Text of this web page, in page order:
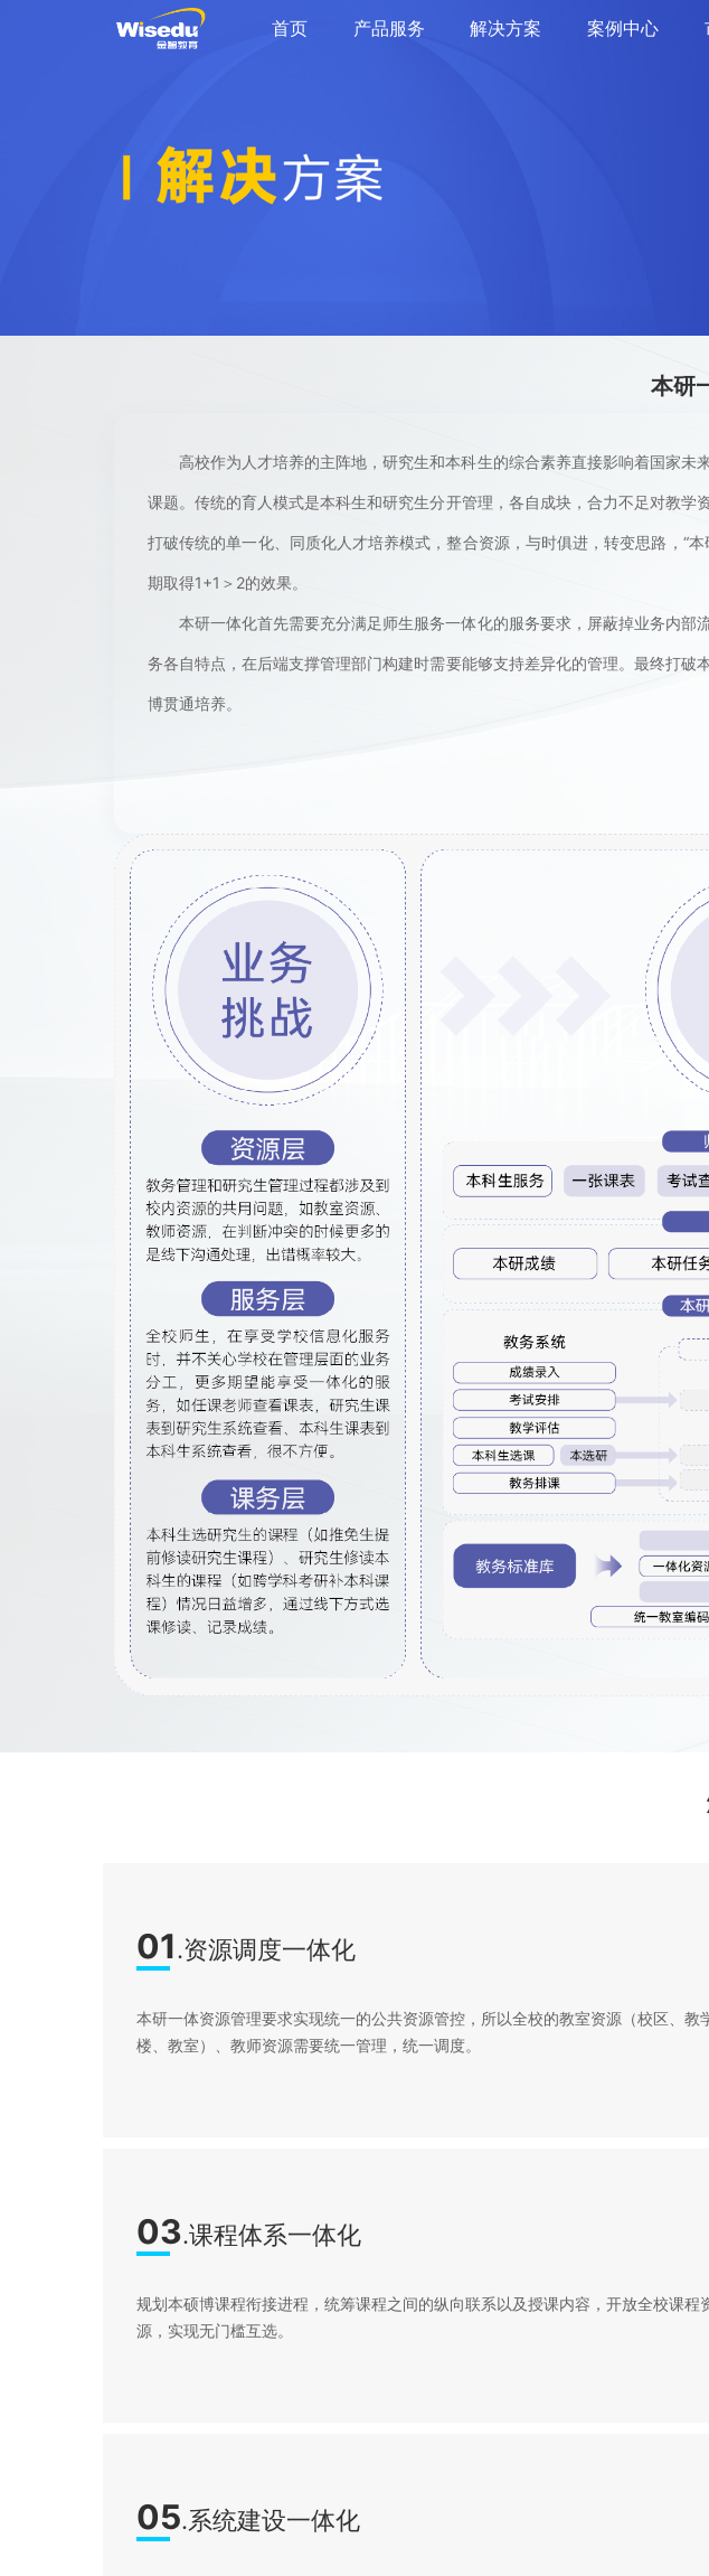
首页 产品服务 解决方案 案例中心
本研
高校作为人才培养的主阵地，研究生和本科生的综合素养直接影响着国家
课题。传统的育人模式是本科生和研究生分开管理，各自成块，合力不足对教
打破传统的单一化、同质化人才培养模式，整合资源，与时俱进，转变思路，“
期取得1+1＞2的效果。
本研一体化首先需要充分满足师生服务一体化的服务要求，屏蔽掉业务内
务各自特点，在后端支撑管理部门构建时需要能够支持差异化的管理。最终打
博贯通培养。
01.资源调度一体化
本研一体资源管理要求实现统一的公共资源管控，所以全校的教室资源（校区、教
楼、教室）、教师资源需要统一管理，统一调度。
03.课程体系一体化
规划本硕博课程衔接进程，统筹课程之间的纵向联系以及授课内容，开放全校课程
源，实现无门槛互选。
05.系统建设一体化